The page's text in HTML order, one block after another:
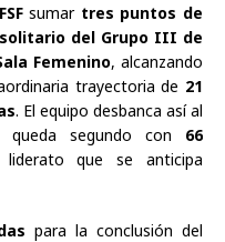
sumar tres puntos de
del Grupo III de
Femenino, alcanzando
trayectoria de 21
. El equipo desbanca así al
queda segundo con 66
que se anticipa
para la conclusión del